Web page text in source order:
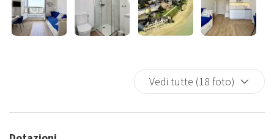
Vedi tutte (18 foto)